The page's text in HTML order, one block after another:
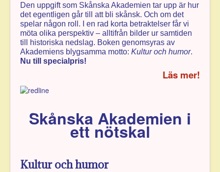
Den uppgift som Skånska Akademien tar upp är hur
det egentligen går till att bli skånsk. Och om det
spelar någon roll. I en rad korta betraktelser får vi
möta olika perspektiv – alltifrån bilder ur samtiden
till historiska nedslag. Boken genomsyras av
Akademiens blygsamma motto: Kultur och humor.
Nu till specialpris!
Läs mer!
Skånska Akademien i
ett nötskal
Kultur och humor